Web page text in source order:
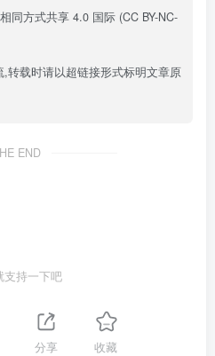
同方式共享 4.0 国际 (CC BY-NC-
转载时请以超链接形式标明文章原
END
支持一下吧
分享 收藏